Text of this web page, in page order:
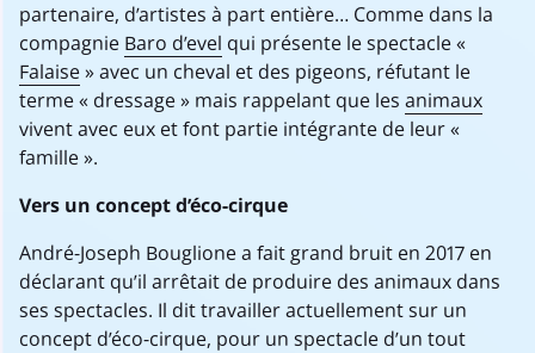
partenaire, d’artistes à part entière… Comme dans la
compagnie Baro d’evel qui présente le spectacle «
Falaise» avec un cheval et des pigeons, réfutant le
terme « dressage » mais rappelant que les animaux
vivent avec eux et font partie intégrante de leur «
famille ».
Vers un concept d’éco-cirque
André-Joseph Bouglione a fait grand bruit en 2017 en
déclarant qu’il arrêtait de produire des animaux dans
ses spectacles. Il dit travailler actuellement sur un
concept d’éco-cirque, pour un spectacle d’un tout